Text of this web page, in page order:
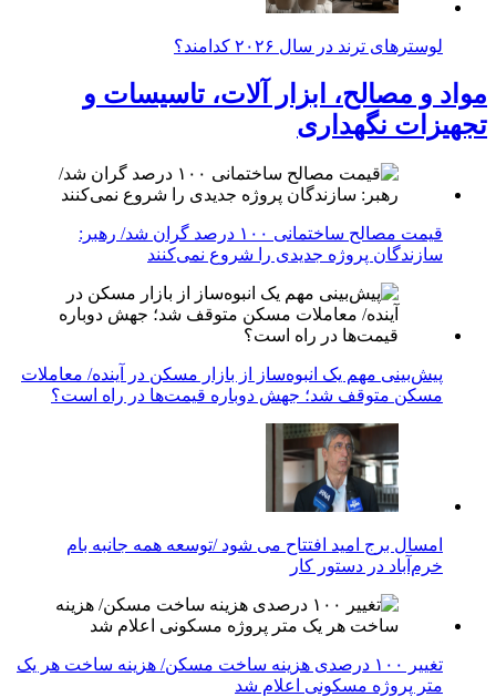
لوسترهای ترند در سال ۲۰۲۶ کدامند؟
مواد و مصالح، ابزار آلات، تاسیسات و
تجهیزات نگهداری
قیمت مصالح ساختمانی ۱۰۰ درصد گران شد/ رهبر:
سازندگان پروژه جدیدی را شروع نمی‌کنند
پیش‌بینی مهم یک انبوه‌ساز از بازار مسکن در آینده/ معاملات
مسکن متوقف شد؛ جهش دوباره قیمت‌ها در راه است؟
امسال برج امید افتتاح می شود /توسعه همه جانبه بام
خرم‌آباد در دستور کار
تغییر ۱۰۰ درصدی هزینه ساخت مسکن/ هزینه ساخت هر یک
متر پروژه مسکونی اعلام شد